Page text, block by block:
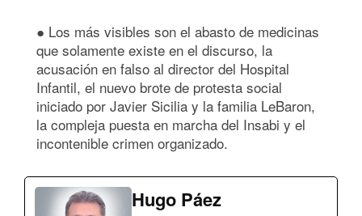
● Los más visibles son el abasto de medicinas
que solamente existe en el discurso, la
acusación en falso al director del Hospital
Infantil, el nuevo brote de protesta social
iniciado por Javier Sicilia y la familia LeBaron,
la compleja puesta en marcha del Insabi y el
incontenible crimen organizado.
Hugo Páez